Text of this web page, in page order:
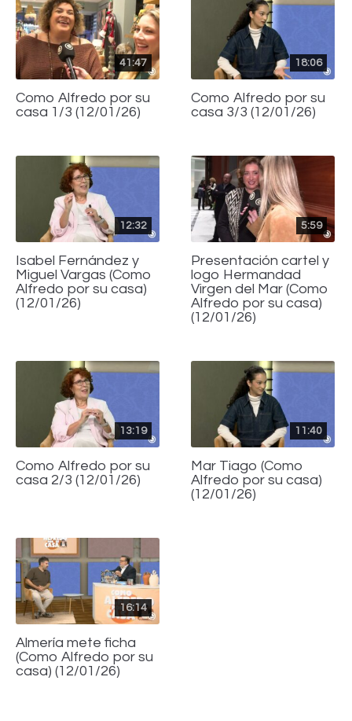
41:47
Como Alfredo por su
casa 1/3 (12/01/26)
18:06
Como Alfredo por su
casa 3/3 (12/01/26)
12:32
Isabel Fernández y
Miguel Vargas (Como
Alfredo por su casa)
(12/01/26)
5:59
Presentación cartel y
logo Hermandad
Virgen del Mar (Como
Alfredo por su casa)
(12/01/26)
13:19
Como Alfredo por su
casa 2/3 (12/01/26)
11:40
Mar Tiago (Como
Alfredo por su casa)
(12/01/26)
16:14
Almería mete ficha
(Como Alfredo por su
casa) (12/01/26)